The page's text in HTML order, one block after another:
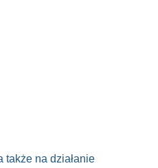
na działanie